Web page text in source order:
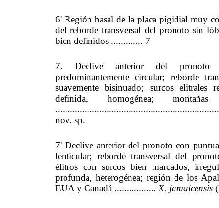
6' Región basal de la placa pigidial muy
del reborde transversal del pronoto sin
bien definidos ............. 7
7. Declive anterior del pronoto
predominantemente circular; reborde
suavemente bisinuado; surcos elitrales
definida, homogénea;
nov. sp.
7' Declive anterior del pronoto con
lenticular; reborde transversal del
élitros con surcos bien marcados,
profunda, heterogénea; región de los
EUA y Canadá .................X. jamaicensis